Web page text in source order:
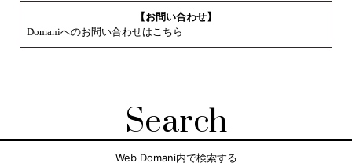
【お問い合わせ】
Domaniへのお問い合わせはこちら
Search
Web Domani内で検索する